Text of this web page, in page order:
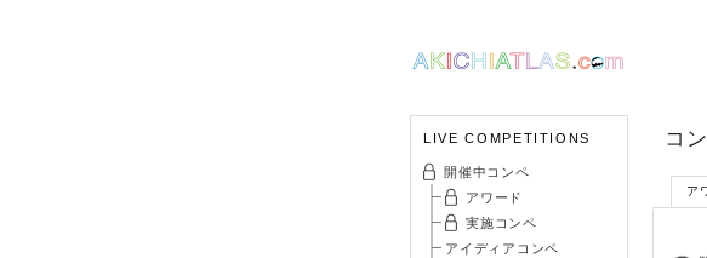
LIVE COMPETITIONS
開催中コンペ
アワード
実施コンペ
アイディアコンペ
コ
ア